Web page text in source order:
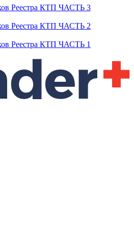
Реестра КТП ЧАСТЬ 3
Реестра КТП ЧАСТЬ 2
Реестра КТП ЧАСТЬ 1